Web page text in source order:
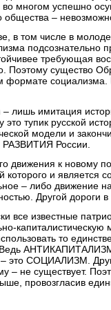
многом успешно
общества –
в том числе в
подсознательно
требующая
Поэтому существо
формате
лишь имитация
тупик русской
модели и
России.
движения к новому
и является
– либо движение
Другой дороги в
все известные
капиталистическую
то
Ведь
– это СОЦИАЛИЗМ.
– не существует.
провозгласив